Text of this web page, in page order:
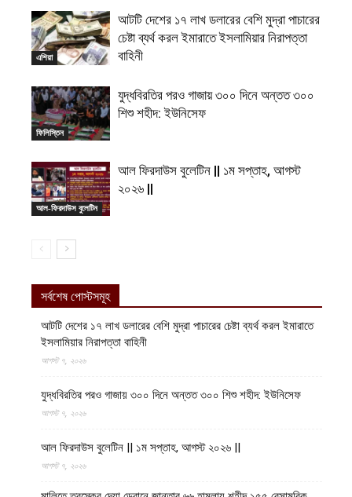
এশিয়া
আটটি দেশের ১৭ লাখ ডলারের বেশি মুদ্রা পাচারের
চেষ্টা ব্যর্থ করল ইমারাতে ইসলামিয়ার নিরাপত্তা
বাহিনী
ফিলিস্তিন
যুদ্ধবিরতির পরও গাজায় ৩০০ দিনে অন্তত ৩০০
শিশু শহীদ: ইউনিসেফ
আল-ফিরদাউস বুলেটিন
আল ফিরদাউস বুলেটিন || ১ম সপ্তাহ, আগস্ট
২০২৬ ||
সর্বশেষ পোস্টসমূহ
আটটি দেশের ১৭ লাখ ডলারের বেশি মুদ্রা পাচারের চেষ্টা ব্যর্থ করল ইমারাতে
ইসলামিয়ার নিরাপত্তা বাহিনী
আগস্ট ৭, ২০২৬
যুদ্ধবিরতির পরও গাজায় ৩০০ দিনে অন্তত ৩০০ শিশু শহীদ: ইউনিসেফ
আগস্ট ৭, ২০২৬
আল ফিরদাউস বুলেটিন || ১ম সপ্তাহ, আগস্ট ২০২৬ ||
আগস্ট ৭, ২০২৬